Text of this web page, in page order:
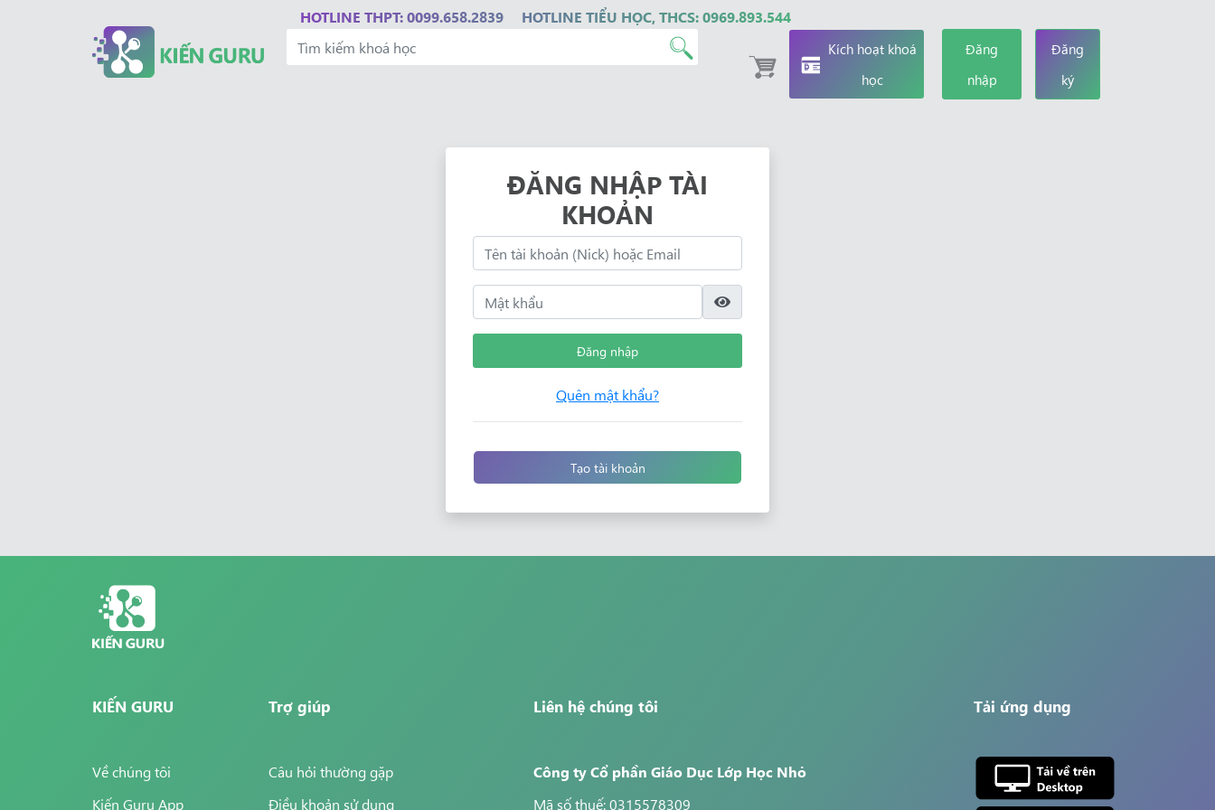
HOTLINE THPT: 0099.658.2839 HOTLINE TIỂU HỌC, THCS: 0969.893.544
Kích hoạt khoá
học
Đăng
nhập
Đăng
ký
ĐĂNG NHẬP TÀI
KHOẢN
Đăng nhập
Quên mật khẩu?
Tạo tài khoản
KIẾN GURU
Về chúng tôi
Kiến Guru App
Trợ giúp
Câu hỏi thường gặp
Điều khoản sử dụng
Liên hệ chúng tôi
Công ty Cổ phần Giáo Dục Lớp Học Nhỏ
Mã số thuế: 0315578309
Tải ứng dụng